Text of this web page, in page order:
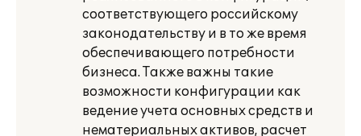
соответствующего российскому
законодательству и в то же время
обеспечивающего потребности
бизнеса. Также важны такие
возможности конфигурации как
ведение учета основных средств и
нематериальных активов, расчет